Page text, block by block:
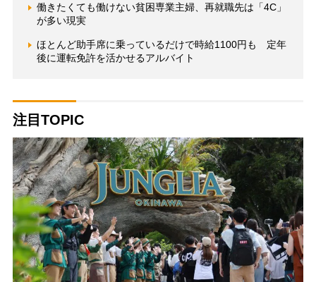
働きたくても働けない貧困専業主婦、再就職先は「4C」
が多い現実
ほとんど助手席に乗っているだけで時給1100円も 定年
後に運転免許を活かせるアルバイト
注目TOPIC